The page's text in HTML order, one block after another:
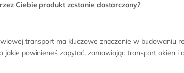
Ciebie produkt zostanie dostarczony?
transport ma kluczowe znaczenie w budowaniu
jakie powinieneś zapytać, zamawiając transport okien i